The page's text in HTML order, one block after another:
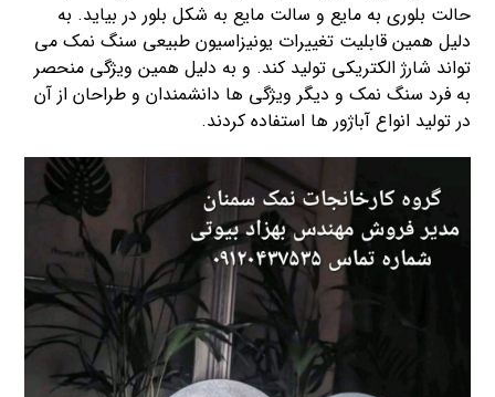
حالت بلوری به مایع و سالت مایع به شکل بلور در بیاید. به
دلیل همین قابلیت تغییرات یونیزاسیون طبیعی سنگ نمک می
تواند شارژ الکتریکی تولید کند. و به دلیل همین ویژگی منحصر
به فرد سنگ نمک و دیگر ویژگی ها دانشمندان و طراحان از آن
در تولید انواع آباژور ها استفاده کردند.